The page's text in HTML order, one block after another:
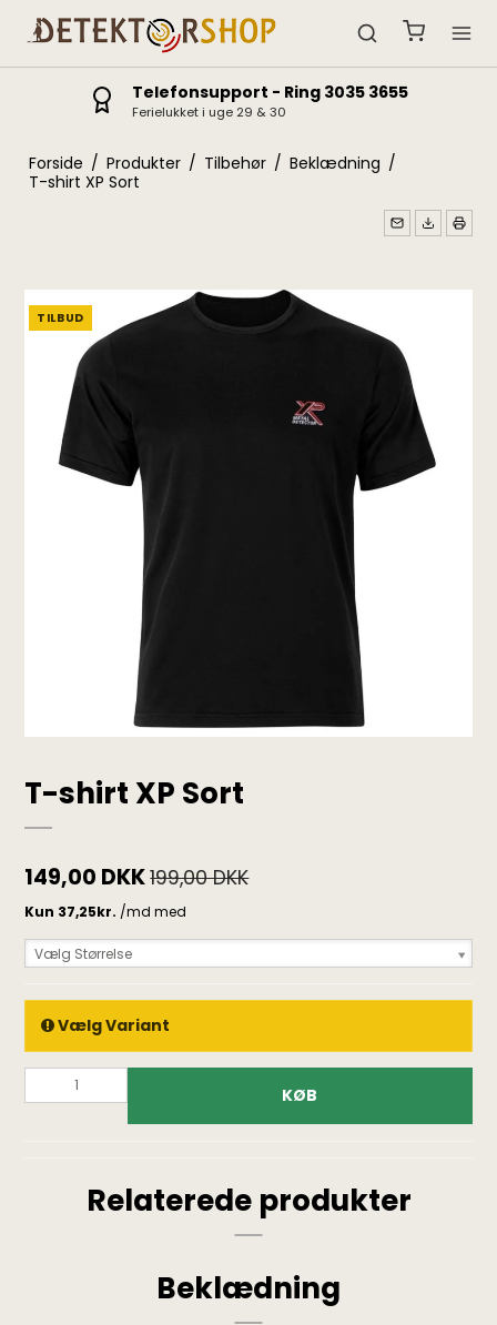
Telefonsupport - Ring 3035 3655
Ferielukket i uge 29 & 30
Forside / Produkter / Tilbehør / Beklædning /
T-shirt XP Sort
TILBUD
T-shirt XP Sort
149,00 DKK199,00 DKK
Vælg Størrelse
Vælg Variant
KØB
Relaterede produkter
Beklædning